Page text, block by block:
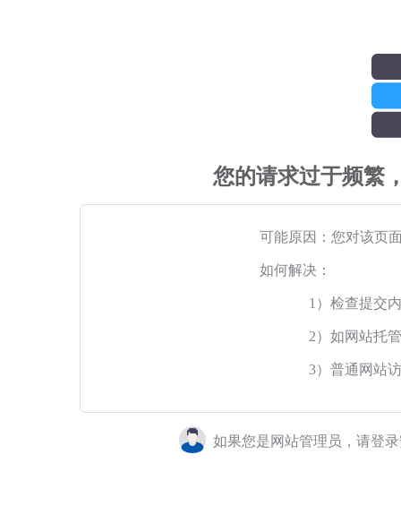
您的请求过于频繁
可能原因：您对该页
如何解决：
1）检查提交
2）如网站托
3）普通网站
如果您是网站管理员，请登